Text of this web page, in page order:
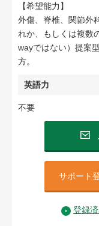
【希望能力】
外傷、脊椎、関節外
れか、もしくは複数
wayではない）提案
方。
英語力
不要
サポート
登録